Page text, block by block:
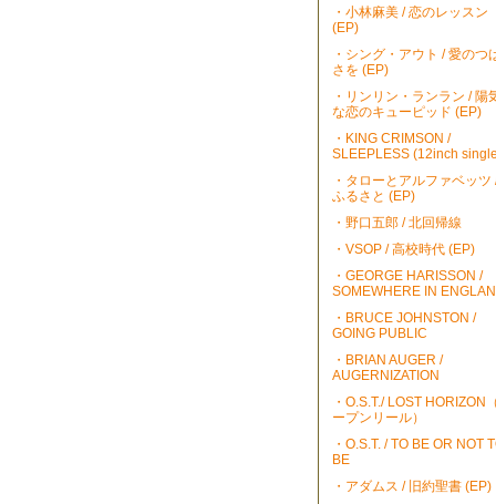
・小林麻美 / 恋のレッスン
(EP)
・シング・アウト / 愛のつ
さを (EP)
・リンリン・ランラン / 陽
な恋のキューピッド (EP)
・KING CRIMSON /
SLEEPLESS (12inch
・タローとアルファベッツ
ふるさと (EP)
・野口五郎 / 北回帰線
・VSOP / 高校時代 (EP)
・GEORGE HARISSON /
SOMEWHERE IN
・BRUCE JOHNSTON /
GOING PUBLIC
・BRIAN AUGER /
AUGERNIZATION
・O.S.T./ LOST HORIZON
ープンリール）
・O.S.T. / TO BE OR NOT
BE
・アダムス / 旧約聖書 (EP)